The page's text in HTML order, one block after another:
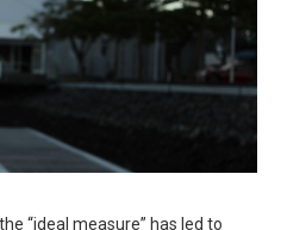
“ideal measure” has led to